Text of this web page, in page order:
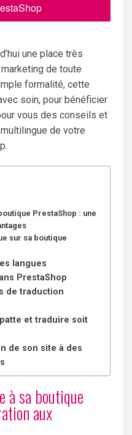
une place très
de toute
formalité, cette
soin, pour bénéficier
vous des conseils et
de votre
PrestaShop : une
sur sa boutique
langues
PrestaShop
de traduction
et traduire soit
de son site à des
sa boutique
aux